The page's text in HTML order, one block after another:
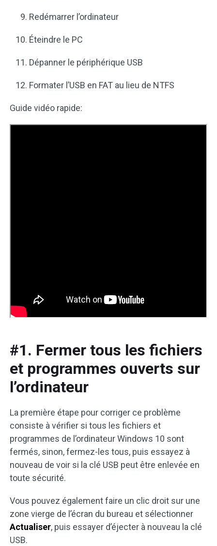
Redémarrer l’ordinateur
Éteindre le PC
Dépanner le périphérique USB
Formater l’USB en FAT au lieu de NTFS
Guide vidéo rapide:
#1. Fermer tous les fichiers
et programmes ouverts sur
l’ordinateur
La première étape pour corriger ce problème
consiste à vérifier si tous les fichiers et
programmes de l’ordinateur Windows 10 sont
fermés, sinon, fermez-les tous, puis essayez à
nouveau de voir si la clé USB peut être enlevée en
toute sécurité.
Vous pouvez également faire un clic droit sur une
zone vierge de l’écran du bureau et sélectionner
Actualiser, puis essayer d’éjecter à nouveau la clé
USB.